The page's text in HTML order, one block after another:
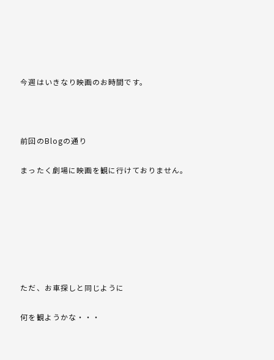
今週はいきなり映画のお時間です。
前回のBlogの通り
まったく劇場に映画を観に行けておりません。
ただ、お車探しと同じように
何を観ようかな・・・